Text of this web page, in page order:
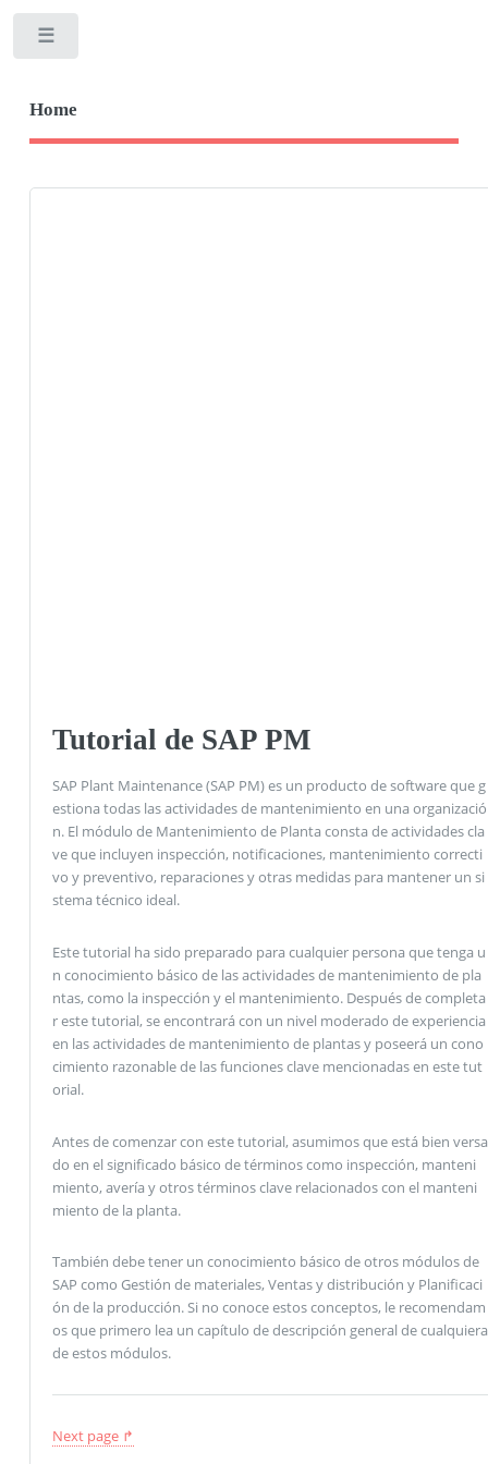
Home
Tutorial de SAP PM
SAP Plant Maintenance (SAP PM) es un producto de software que g
estiona todas las actividades de mantenimiento en una organizació
n. El módulo de Mantenimiento de Planta consta de actividades cla
ve que incluyen inspección, notificaciones, mantenimiento correcti
vo y preventivo, reparaciones y otras medidas para mantener un si
stema técnico ideal.
Este tutorial ha sido preparado para cualquier persona que tenga u
n conocimiento básico de las actividades de mantenimiento de pla
ntas, como la inspección y el mantenimiento. Después de completa
r este tutorial, se encontrará con un nivel moderado de experiencia
en las actividades de mantenimiento de plantas y poseerá un cono
cimiento razonable de las funciones clave mencionadas en este tut
orial.
Antes de comenzar con este tutorial, asumimos que está bien versa
do en el significado básico de términos como inspección, manteni
miento, avería y otros términos clave relacionados con el manteni
miento de la planta.
También debe tener un conocimiento básico de otros módulos de
SAP como Gestión de materiales, Ventas y distribución y Planificaci
ón de la producción. Si no conoce estos conceptos, le recomendam
os que primero lea un capítulo de descripción general de cualquiera
de estos módulos.
Next page ↱